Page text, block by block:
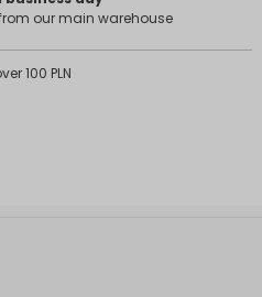
our main warehouse
100 PLN